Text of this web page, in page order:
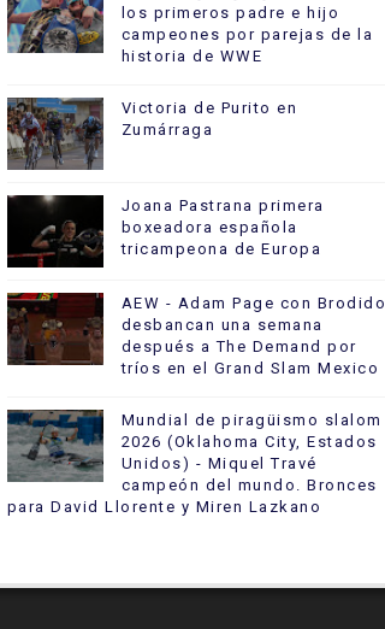
los primeros padre e hijo
campeones por parejas de la
historia de WWE
Victoria de Purito en
Zumárraga
Joana Pastrana primera
boxeadora española
tricampeona de Europa
AEW - Adam Page con Brodido
desbancan una semana
después a The Demand por
tríos en el Grand Slam Mexico
Mundial de piragüismo slalom
2026 (Oklahoma City, Estados
Unidos) - Miquel Travé
campeón del mundo. Bronces
para David Llorente y Miren Lazkano